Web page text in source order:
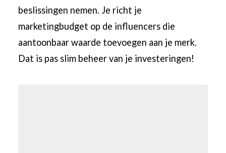
beslissingen nemen. Je richt je
marketingbudget op de influencers die
aantoonbaar waarde toevoegen aan je merk.
Dat is pas slim beheer van je investeringen!